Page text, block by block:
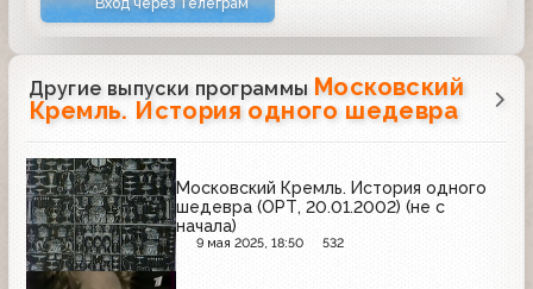
Другие выпуски программы Московский
Кремль. История одного шедевра
Московский Кремль. История одного
шедевра (ОРТ, 20.01.2002) (не с
начала)
9 мая 2025, 18:50 532